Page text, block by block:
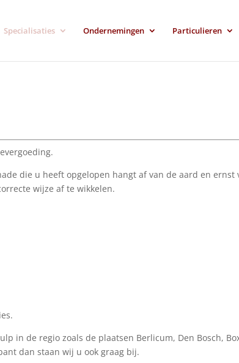
Specialisaties Ondernemingen Particulieren
die u heeft opgelopen hangt af van de aard en ernst
wijze af te wikkelen.
in de regio zoals de plaatsen Berlicum, Den Bosch,
dan staan wij u ook graag bij.